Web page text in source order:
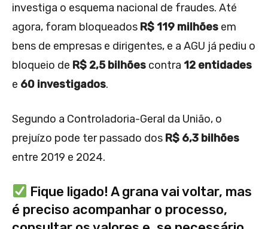
investiga o esquema nacional de fraudes. Até
agora, foram bloqueados R$ 119 milhões em
bens de empresas e dirigentes, e a AGU já pediu o
bloqueio de R$ 2,5 bilhões contra 12 entidades
e 60 investigados.
Segundo a Controladoria-Geral da União, o
prejuízo pode ter passado dos R$ 6,3 bilhões
entre 2019 e 2024.
Fique ligado! A grana vai voltar, mas
é preciso acompanhar o processo,